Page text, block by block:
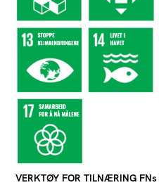
VERKTØY FOR TILNÆRING